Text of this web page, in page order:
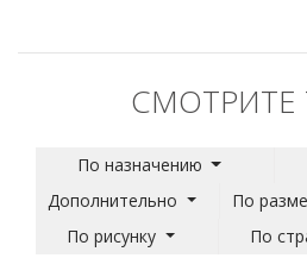
СМОТРИТЕ
По назначению
Дополнительно
По
По рисунку
По